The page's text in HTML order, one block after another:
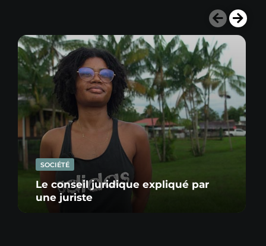
SOCIÉTÉ
Le conseil juridique expliqué par
une juriste